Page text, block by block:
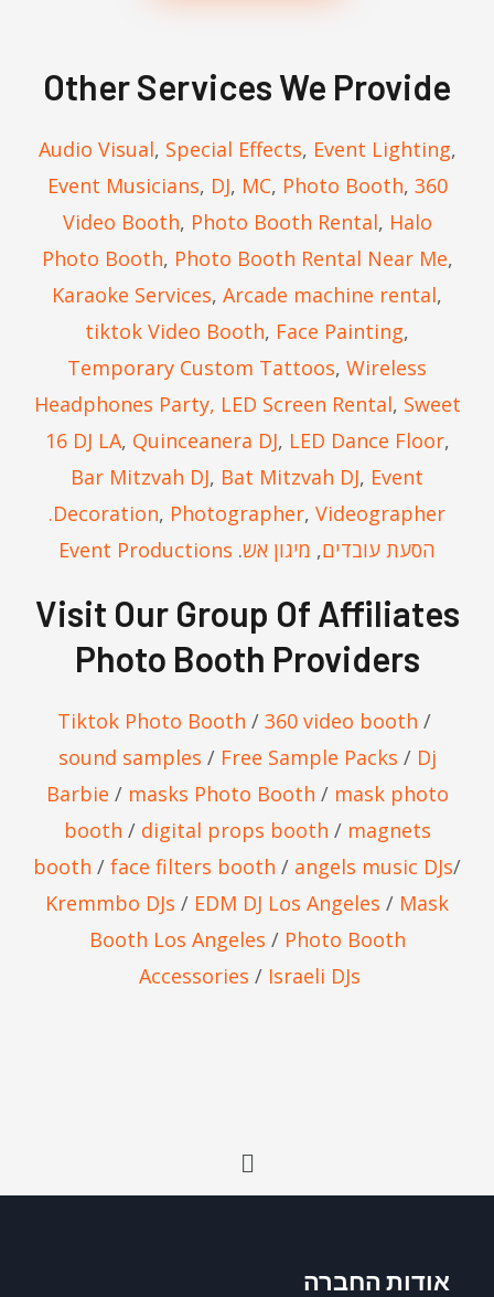
Other Services We Provide
Audio Visual, Special Effects, Event Lighting,
Event Musicians, DJ, MC, Photo Booth, 360
Video Booth, Photo Booth Rental, Halo
Photo Booth, Photo Booth Rental Near Me,
Karaoke Services, Arcade machine rental,
tiktok Video Booth, Face Painting,
Temporary Custom Tattoos, Wireless
Headphones Party, LED Screen Rental, Sweet
16 DJ LA, Quinceanera DJ, LED Dance Floor,
Bar Mitzvah DJ, Bat Mitzvah DJ, Event
Decoration, Photographer, Videographer.
הסעת עובדים, מיגון אש.
Event Productions
Visit Our Group Of Affiliates
Photo Booth Providers
Tiktok Photo Booth / 360 video booth /
sound samples / Free Sample Packs / Dj
Barbie / masks Photo Booth / mask photo
booth / digital props booth / magnets
booth / face filters booth / angels music DJs/
Kremmbo DJs / EDM DJ Los Angeles / Mask
Booth Los Angeles / Photo Booth
Accessories / Israeli DJs
תפריט
אודות החברה